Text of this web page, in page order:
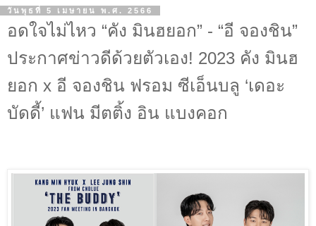
วันพุธที่ 5 เมษายน พ.ศ. 2566
อดใจไม่ไหว “คัง มินฮยอก” - “อี จองชิน”
ประกาศข่าวดีด้วยตัวเอง! 2023 คัง มินฮ
ยอก x อี จองชิน ฟรอม ซีเอ็นบลู ‘เดอะ
บัดดี้’ แฟน มีตติ้ง อิน แบงคอก